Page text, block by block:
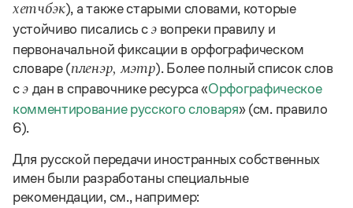
Справочники
Правила русской орфографии и пунктуации
Русский язык. Краткий теоретический курс
для школьников
Письмовник
Справочник по пунктуации
Словарь-справочник трудностей
Справочник по фразеологии
Азбучные истины
Словарь-справочник непростые слова
Все справочники портала
хетчбэк), а также старыми словами, которые
устойчиво писались сэвопреки правилу и
первоначальной фиксации в орфографическом
словаре (пленэр, мэтр). Более полный список слов
сэ дан в справочнике ресурса «Орфографическое
комментирование русского словаря» (см. правило
6).
Для русской передачи иностранных собственных
имен были разработаны специальные
рекомендации, см., например: